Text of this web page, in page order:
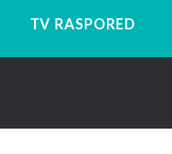
TV RASPORED